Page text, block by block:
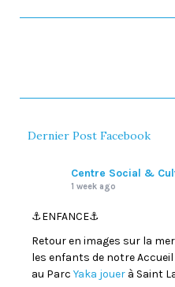
Dernier Post Facebook
Centre Social &
1 week ago
⚓️ENFANCE⚓️
Retour en images sur la
les enfants de notre
au Parc Yaka jouer à Saint